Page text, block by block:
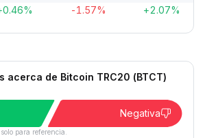
-1.57% +2.07%
acerca de Bitcoin TRC20 (BTCT)
Negativa
para referencia.